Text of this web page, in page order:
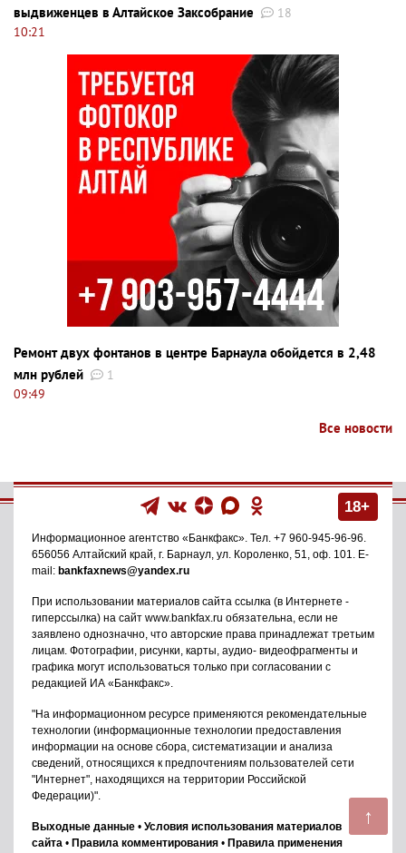
↑
выдвиженцев в Алтайское Заксобрание
18
10:21
Ремонт двух фонтанов в центре Барнаула обойдется в 2,48
млн рублей
1
09:49
Все новости
18+
Информационное агентство «Банкфакс» . Тел. +7 960-945-96-96
656056 Алтайский край, г. Барнаул ул. Короленко, 51, оф. 101
. E-
mail: bankfaxnews@yandex.ru
При использовании материалов сайта ссылка (в Интернете -
гиперссылка) на сайт www.bankfax.ru обязательна, если не
заявлено однозначно, что авторские права принадлежат третьим
лицам. Фотографии, рисунки, карты, аудио- видеофрагменты и
графика могут использоваться только при согласовании с
редакцией ИА «Банкфакс».
"На информационном ресурсе применяются рекомендательные
технологии (информационные технологии предоставления
информации на основе сбора, систематизации и анализа
сведений, относящихся к предпочтениям пользователей сети
"Интернет", находящихся на территории Российской
Федерации)".
Выходные данные • Условия использования материалов
сайта • Правила комментирования • Правила применения